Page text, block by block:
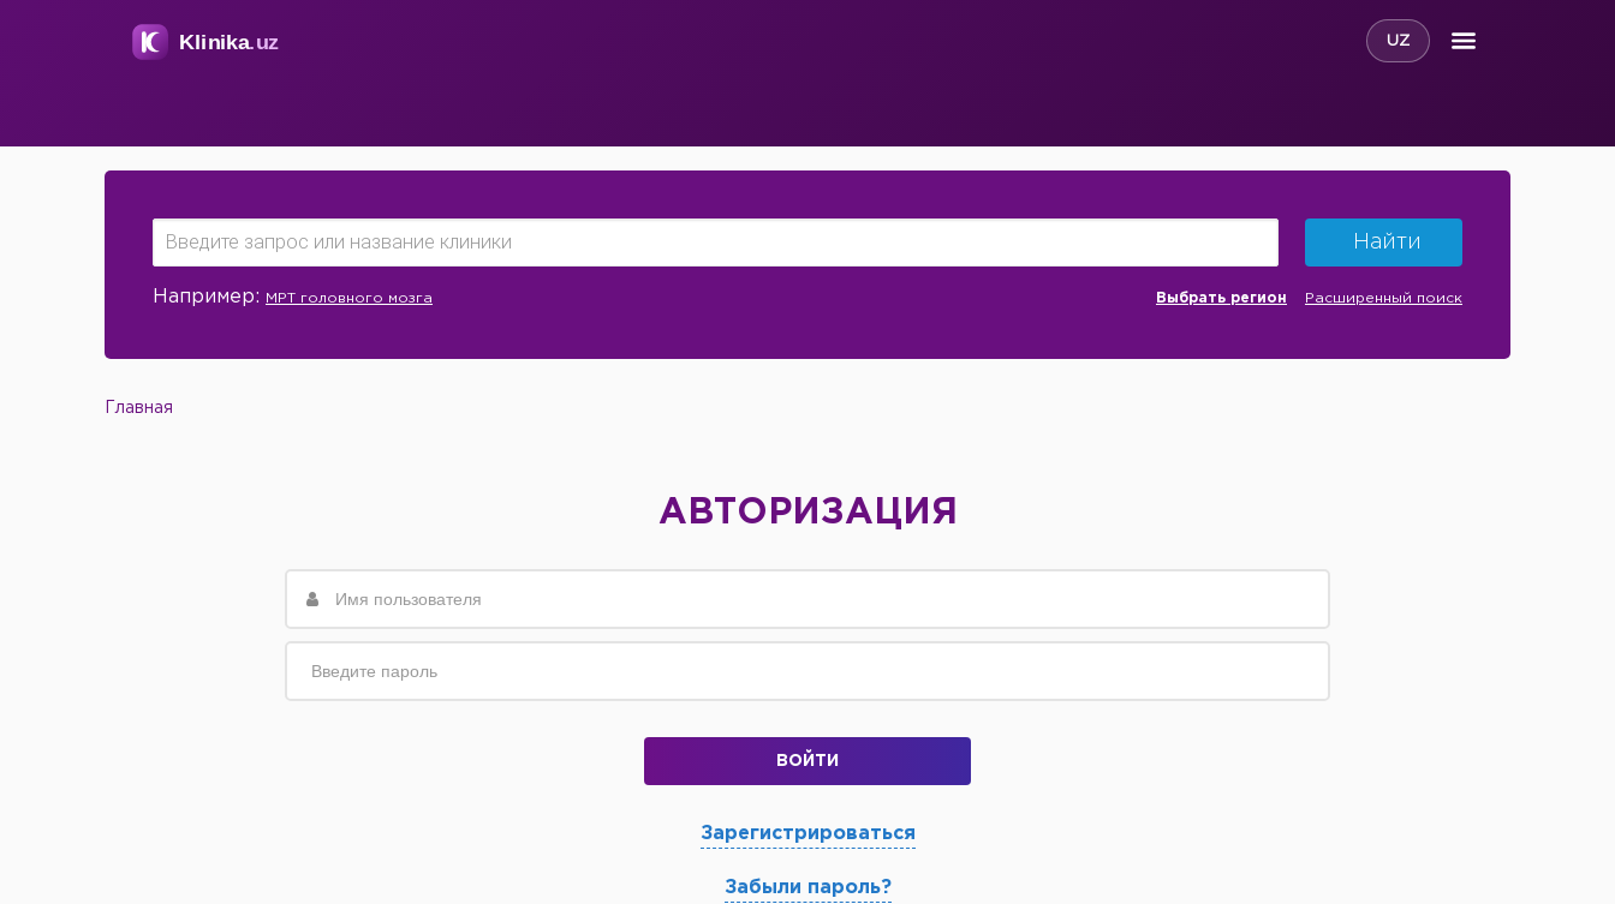
UZ
Найти
Например: МРТ головного мозга Выбрать регион Расширенный поиск
Главная
АВТОРИЗАЦИЯ
ВОЙТИ
Зарегистрироваться
Забыли пароль?